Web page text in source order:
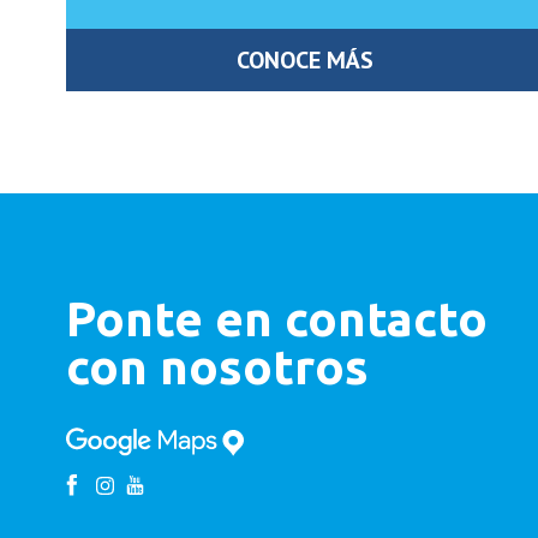
CONOCE MÁS
Ponte en contacto
con nosotros